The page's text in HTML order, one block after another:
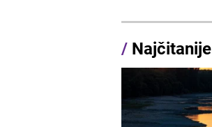
/ Najčitanije